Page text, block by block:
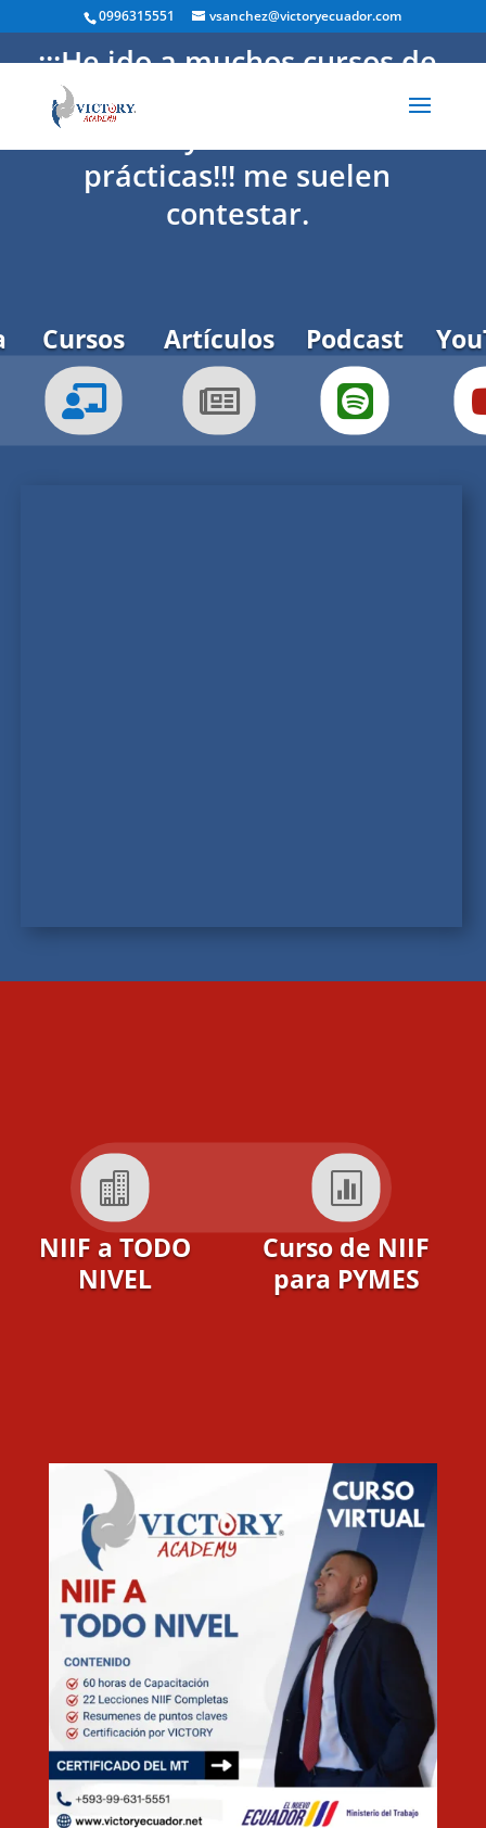
0996315551 vsanchez@victoryecuador.com
¡¡¡He ido a muchos cursos de
capacitación pero en ellos solo
dan teoría y no herramientas
prácticas!!! me suelen
contestar.

Cursos

Artículos

Podcast

NIIF a TODO
NIVEL

Curso de NIIF
para PYMES